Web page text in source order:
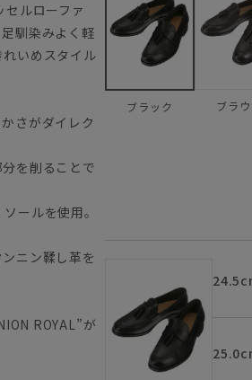
ルローファ
馴染みよく軽
いめスタイル
さがダイレク
を削ることで
ールを使用。
ニン鞣し革を
ROYAL”が
ブラック ブラ